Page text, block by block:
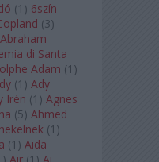
(1 ) 6szín
(3)
Abraham
di Santa
Adam (1 )
(1 ) Ady
Irén (1 ) Agnes
(5) Ahmed
(1 )
(1 ) Aida